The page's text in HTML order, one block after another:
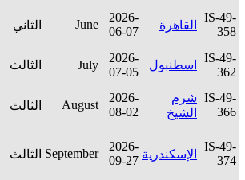
IS-49-
358
القاهرة
2026-
06-07
June الثاني
IS-49-
362
اسطنبول
2026-
07-05
July الثالث
IS-49-
366
شرم
الشيخ
2026-
08-02
August الثالث
IS-49-
374
الإسكندرية
2026-
09-27
September الثالث